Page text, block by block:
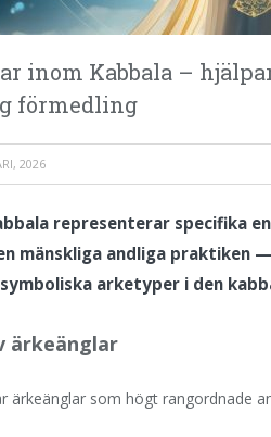
inom Kabbala –
förmedling
2026
representerar specifika
mänskliga andliga praktiken
arketyper i den
ärkeänglar
ärkeänglar som högt rangordnade